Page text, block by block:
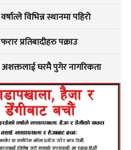
वर्षात्ले विभिन्न स्थानमा पहिरो
फरार प्रतिबादीहरु पक्राउ
अशक्तलाई घरमै पुगेर नागरिकता